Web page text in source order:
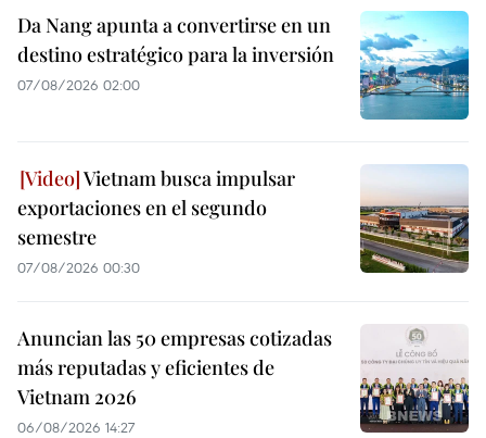
Da Nang apunta a convertirse en un
destino estratégico para la inversión
07/08/2026 02:00
Vietnam busca impulsar
exportaciones en el segundo
semestre
07/08/2026 00:30
Anuncian las 50 empresas cotizadas
más reputadas y eficientes de
Vietnam 2026
06/08/2026 14:27